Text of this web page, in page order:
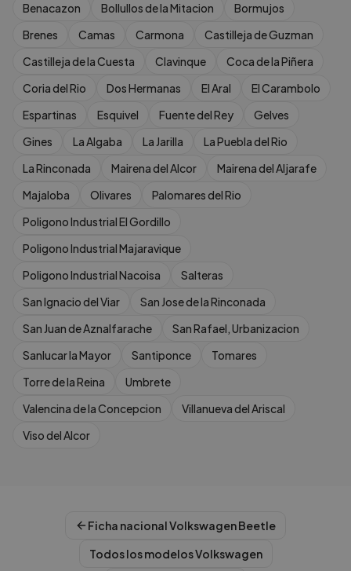
Benacazon
Bollullos de la Mitacion
Bormujos
Brenes
Camas Carmona
Castilleja de Guzman
Castilleja de la Cuesta
Clavinque
Coca de la Piñera
Coria del Rio
Dos Hermanas El Aral
El Carambolo
Espartinas
Esquivel Fuente del Rey
Gelves
Gines
La Algaba La Jarilla
La Puebla del Rio
La Rinconada
Mairena del Alcor
Mairena del Aljarafe
Majaloba
Olivares
Palomares del Rio
Poligono Industrial El Gordillo
Poligono Industrial Majaravique
Poligono Industrial Nacoisa
Salteras
San Ignacio del Viar
San Jose de la Rinconada
San Juan de Aznalfarache
San Rafael, Urbanizacion
Sanlucar la Mayor
Santiponce
Tomares
Torre de la Reina
Umbrete
Valencina de la Concepcion
Villanueva del Ariscal
Viso del Alcor
Ficha nacionalVolkswagenBeetle
Todos los modelosVolkswagen